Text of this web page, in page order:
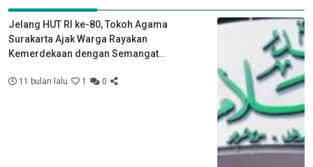
Jelang HUT RI ke-80, Tokoh Agama
Surakarta Ajak Warga Rayakan
Kemerdekaan dengan Semangat
11 bulan lalu 1 0